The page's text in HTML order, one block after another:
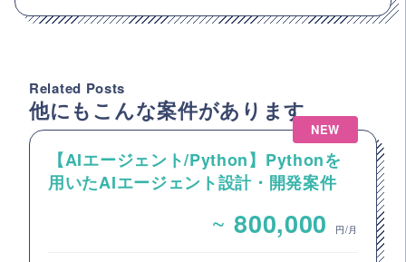
Related Posts
他にもこんな案件があります
NEW
【AIエージェント/Python】Pythonを
用いたAIエージェント設計・開発案件
~ 800,000 円/月